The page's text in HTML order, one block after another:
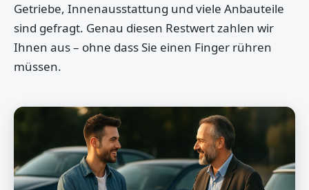
Getriebe, Innenausstattung und viele Anbauteile
sind gefragt. Genau diesen Restwert zahlen wir
Ihnen aus – ohne dass Sie einen Finger rühren
müssen.